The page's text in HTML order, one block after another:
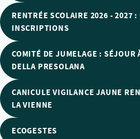
RENTRÉE SCOLAIRE 2026 - 2027
INSCRIPTIONS
COMITÉ DE JUMELAGE : SÉJOUR
DELLA PRESOLANA
CANICULE VIGILANCE JAUNE
LA VIENNE
ECOGESTES